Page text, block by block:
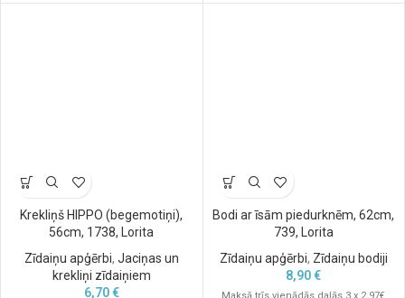
Krekliņš HIPPO (begemotiņi),
56cm, 1738, Lorita
Zīdaiņu apģērbi, Jaciņas un
krekliņi zīdaiņiem
6,70€
Bodi ar īsām piedurknēm, 62cm,
739, Lorita
Zīdaiņu apģērbi, Zīdaiņu bodiji
8,90€